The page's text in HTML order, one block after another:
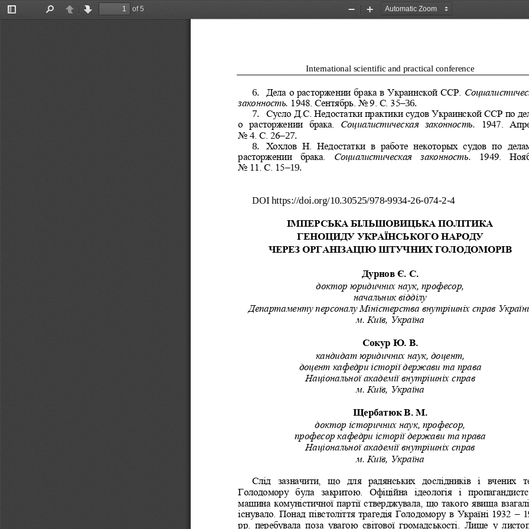
Toggle
PreviousNext
of 5
Zoom
Zoom
International scientific and practical conference
6. Дела о расторжении брака в Украинской ССР.
законность. 1948. Сентябрь. No 9. С. 35–36.
7.
Сусло Д.С. Недостатки практики судов Украинской ССР по
о  расторжении  брака.
Социалистическая  законность.
1947.
No 4. С. 26–27.
8.
Хохлов  Н.  Недостатки  в  работе  некоторых  судов  по
расторжении  брака.
Социалистическая  законность. 1949.
No 11. С. 15–19.
DOI https://doi.org/10.30525/978-9934-26-074-2-4
ІМПЕРСЬКА БІЛЬШОВИЦЬКА ПОЛІТИКА
ГЕНОЦИДУ УКРАЇНСЬКОГО НАРОДУ
ЧЕРЕЗ ОРГАНІЗАЦІЮ ШТУЧНИХ ГОЛОДОМОРІВ
Дурнов Є. С.
доктор юридичних наук, професор,
начальник відділу
Департаменту персоналу Міністерства внутрішніх справ
м. Київ, Україна
Сокур Ю. В.
кандидат юридичних наук, доцент,
доцент кафедри історії держави та права
Національної академії внутрішніх справ
м. Київ, Україна
Щербатюк В. М.
доктор історичних наук, професор,
професор кафедри історії держави та права
Національної академії внутрішніх справ
м. Київ, Україна
Слід  зазначити,  що  для  радянських  дослідників  і  вчених
Голодомору  була  закритою.  Офіційна  ідеологія  і
машина комуністичної партії стверджувала, що такого явища
існувало. Понад півстоліття трагедія Голодомору в Україні 1932 –
рр.  перебувала  поза  увагою  світової  громадськості.  Лише  у